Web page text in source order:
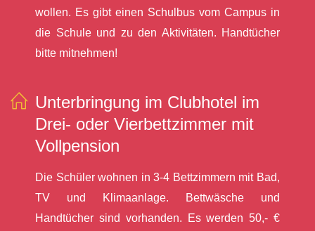
wollen. Es gibt einen Schulbus vom Campus in
die Schule und zu den Aktivitäten. Handtücher
bitte mitnehmen!
Unterbringung im Clubhotel im
Drei- oder Vierbettzimmer mit
Vollpension
Die Schüler wohnen in 3-4 Bettzimmern mit Bad,
TV und Klimaanlage. Bettwäsche und
Handtücher sind vorhanden. Es werden 50,- €